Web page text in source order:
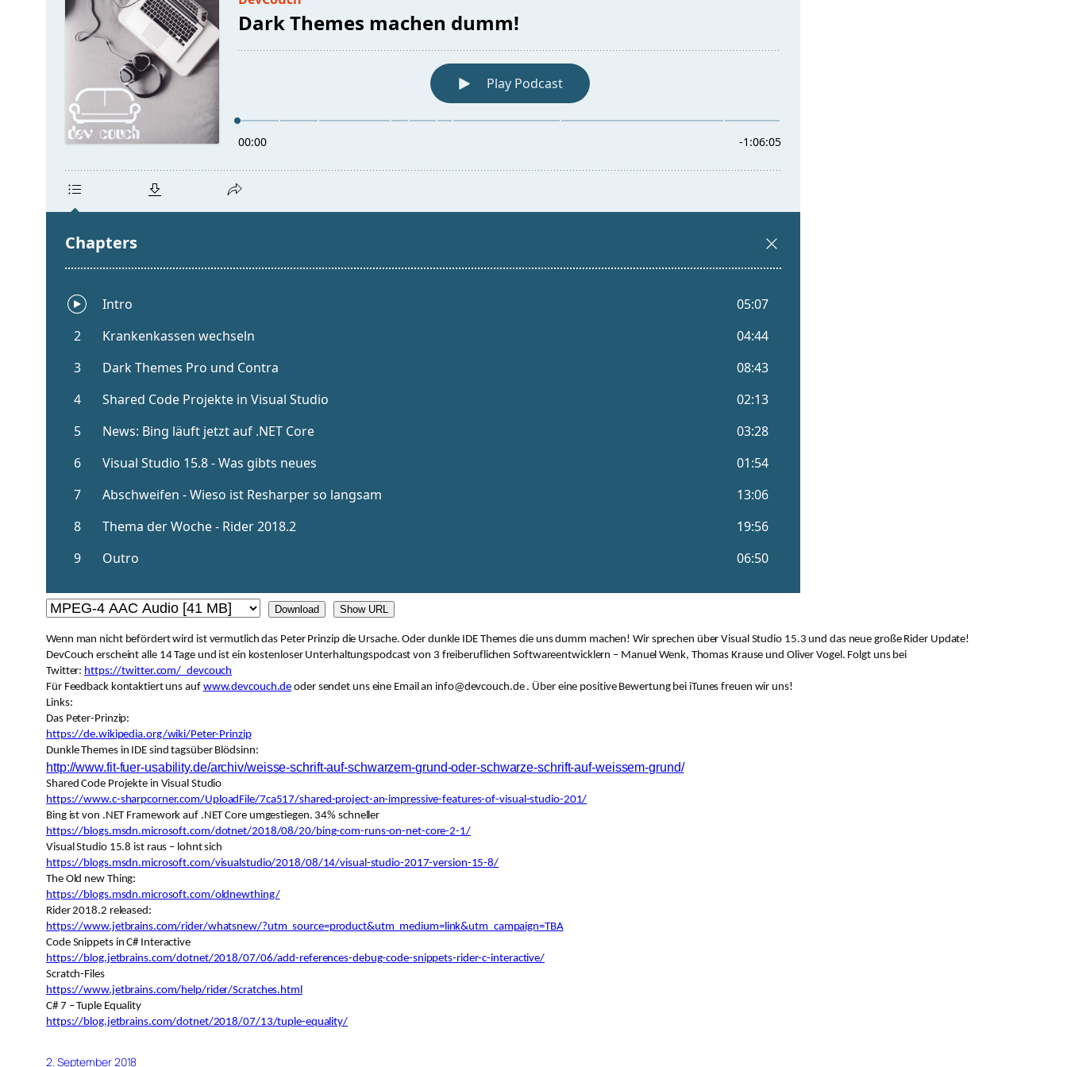
Download Show URL
Wenn man nicht befördert wird ist vermutlich das Peter Prinzip die Ursache. Oder dunkle IDE Themes die uns dumm machen! Wir sprechen über Visual Studio 15.3 und das neue große Rider Update!
DevCouch erscheint alle 14 Tage und ist ein kostenloser Unterhaltungspodcast von 3 freiberuflichen Softwareentwicklern – Manuel Wenk, Thomas Krause und Oliver Vogel. Folgt uns bei
Twitter: https://twitter.com/_devcouch
Für Feedback kontaktiert uns auf www.devcouch.de oder sendet uns eine Email an info@devcouch.de . Über eine positive Bewertung bei iTunes freuen wir uns!
Links:
Das Peter-Prinzip:
https://de.wikipedia.org/wiki/Peter-Prinzip
Dunkle Themes in IDE sind tagsüber Blödsinn:
http://www.fit-fuer-usability.de/archiv/weisse-schrift-auf-schwarzem-grund-oder-schwarze-schrift-auf-weissem-grund/
Shared Code Projekte in Visual Studio
https://www.c-sharpcorner.com/UploadFile/7ca517/shared-project-an-impressive-features-of-visual-studio-201/
Bing ist von .NET Framework auf .NET Core umgestiegen. 34% schneller
https://blogs.msdn.microsoft.com/dotnet/2018/08/20/bing-com-runs-on-net-core-2-1/
Visual Studio 15.8 ist raus – lohnt sich
https://blogs.msdn.microsoft.com/visualstudio/2018/08/14/visual-studio-2017-version-15-8/
The Old new Thing:
https://blogs.msdn.microsoft.com/oldnewthing/
Rider 2018.2 released:
https://www.jetbrains.com/rider/whatsnew/?utm_source=product&utm_medium=link&utm_campaign=TBA
Code Snippets in C# Interactive
https://blog.jetbrains.com/dotnet/2018/07/06/add-references-debug-code-snippets-rider-c-interactive/
Scratch-Files
https://www.jetbrains.com/help/rider/Scratches.html
C# 7 – Tuple Equality
https://blog.jetbrains.com/dotnet/2018/07/13/tuple-equality/
2. September 2018